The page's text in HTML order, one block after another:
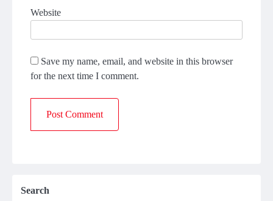
Website
Save my name, email, and website in this browser
for the next time I comment.
Search